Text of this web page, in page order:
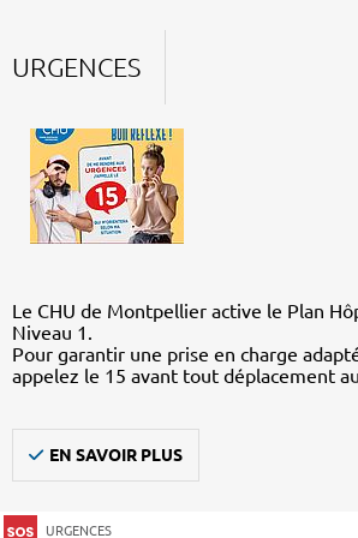
URGENCES
Le CHU de Montpellier active le Plan
Niveau 1.
Pour garantir une prise en charge
appelez le 15 avant tout déplacement
EN SAVOIR PLUS
URGENCES